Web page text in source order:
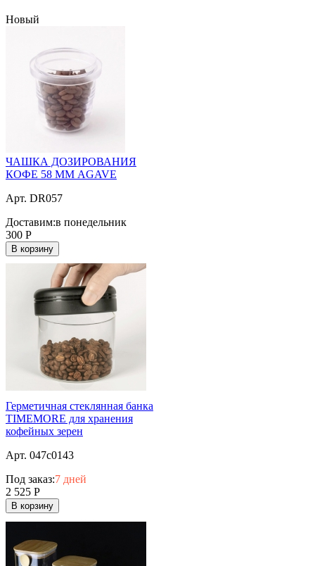
Новый
ЧАШКА ДОЗИРОВАНИЯ
КОФЕ 58 ММ AGAVE
Арт. DR057
Доставим:в понедельник
300 Р
В корзину
Герметичная стеклянная банка
TIMEMORE для хранения
кофейных зерен
Арт. 047c0143
Под заказ:7 дней
2 525 Р
В корзину